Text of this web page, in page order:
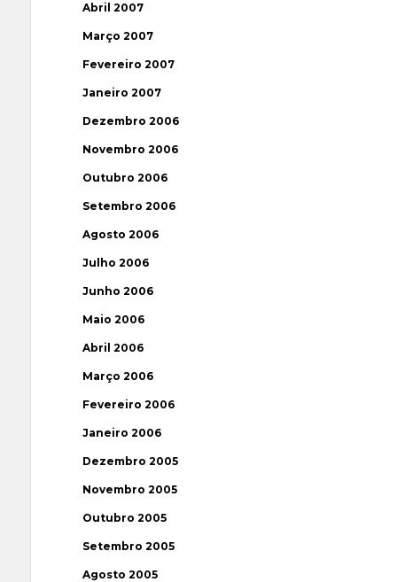
Abril 2007
Março 2007
Fevereiro 2007
Janeiro 2007
Dezembro 2006
Novembro 2006
Outubro 2006
Setembro 2006
Agosto 2006
Julho 2006
Junho 2006
Maio 2006
Abril 2006
Março 2006
Fevereiro 2006
Janeiro 2006
Dezembro 2005
Novembro 2005
Outubro 2005
Setembro 2005
Agosto 2005